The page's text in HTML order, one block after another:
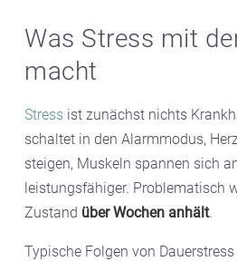
Was Stress mit
macht
Stress ist zunächst nichts
schaltet in den Alarmmodus,
steigen, Muskeln spannen sich
leistungsfähiger. Problematisch
Zustand über Wochen anhält.
Typische Folgen von